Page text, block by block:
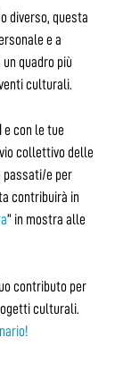
diverso, questa
e a
quadro più
culturali.
e con le tue
collettivo delle
passati/e per
contribuirà in
” in mostra alle
contributo per
culturali.